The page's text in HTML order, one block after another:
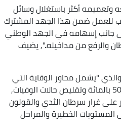
أكثر باستغلال وسائل
للعمل ضمن هذا الجهد المشترك
جانب إسهامه في الجهد الوطني
والرفع من مداخيله..", يضيف
عرض البروفيسور بونجار برنامج عمل اللجنة للفترة 2024-2028, والذي "يشمل محاور الوقاية التي
ستمكن من القضاء على أسباب الإصابة وبالتالي تقليص الحالات إلى أكثر من 50 بالمائة وتقليص حالات الوفيات,
على غرار سرطان الثدي والقولون
الخطيرة والمراحل